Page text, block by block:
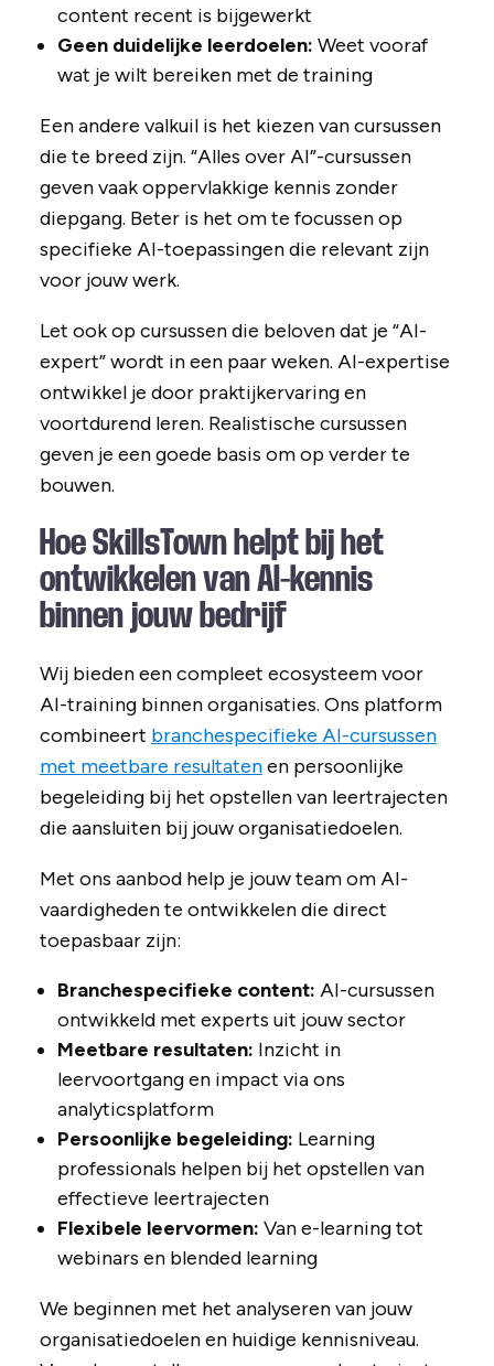
content recent is bijgewerkt
Geen duidelijke leerdoelen: Weet vooraf
wat je wilt bereiken met de training
Een andere valkuil is het kiezen van cursussen
die te breed zijn. “Alles over AI”-cursussen
geven vaak oppervlakkige kennis zonder
diepgang. Beter is het om te focussen op
specifieke AI-toepassingen die relevant zijn
voor jouw werk.
Let ook op cursussen die beloven dat je “AI-
expert” wordt in een paar weken. AI-expertise
ontwikkel je door praktijkervaring en
voortdurend leren. Realistische cursussen
geven je een goede basis om op verder te
bouwen.
Hoe SkillsTown helpt bij het
ontwikkelen van AI-kennis
binnen jouw bedrijf
Wij bieden een compleet ecosysteem voor
AI-training binnen organisaties. Ons platform
combineert branchespecifieke AI-cursussen
met meetbare resultatenen persoonlijke
begeleiding bij het opstellen van leertrajecten
die aansluiten bij jouw organisatiedoelen.
Met ons aanbod help je jouw team om AI-
vaardigheden te ontwikkelen die direct
toepasbaar zijn:
Branchespecifieke content: AI-cursussen
ontwikkeld met experts uit jouw sector
Meetbare resultaten: Inzicht in
leervoortgang en impact via ons
analyticsplatform
Persoonlijke begeleiding: Learning
professionals helpen bij het opstellen van
effectieve leertrajecten
Flexibele leervormen: Van e-learning tot
webinars en blended learning
We beginnen met het analyseren van jouw
organisatiedoelen en huidige kennisniveau.